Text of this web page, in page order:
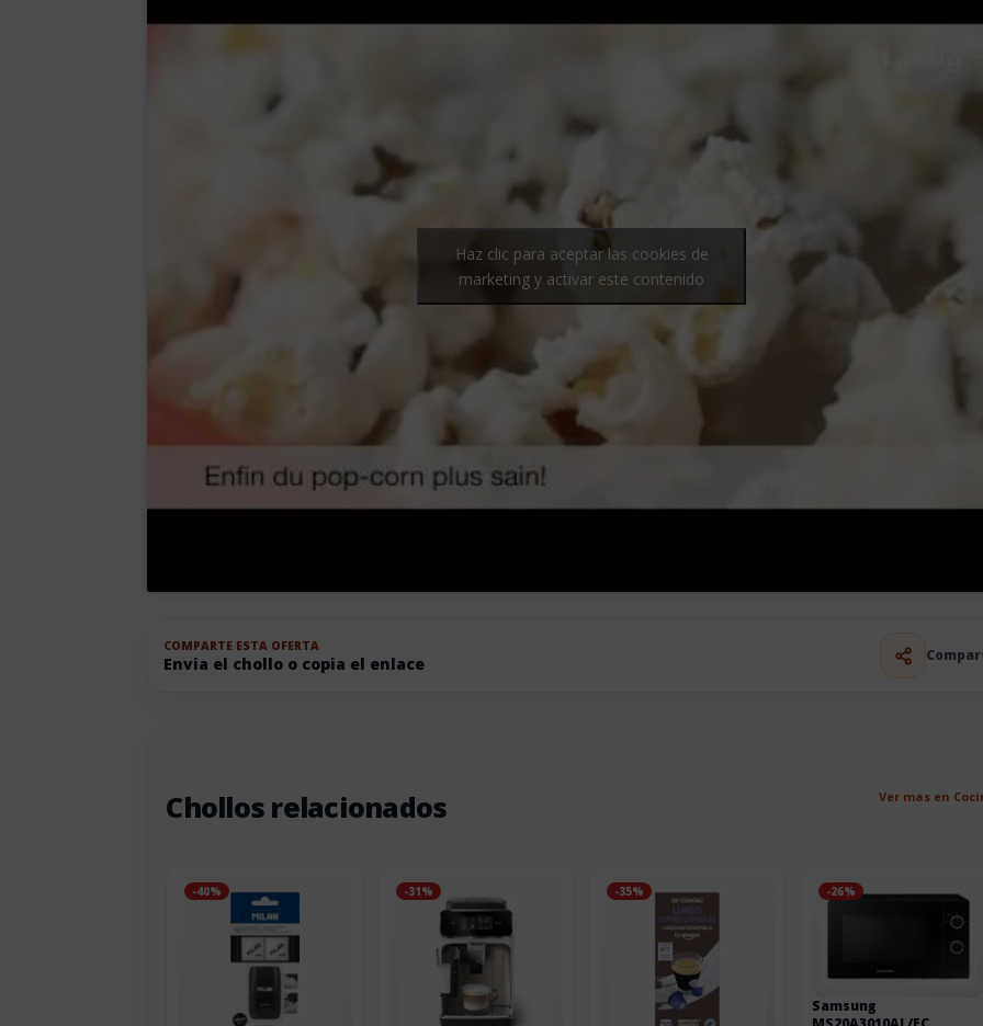
Haz clic para aceptar las cookies de
marketing y activar este contenido
COMPARTE ESTA OFERTA
Envia el chollo o copia el enlace
Chollos relacionados Ver mas en
-40% -31% -35% -26%
Samsung